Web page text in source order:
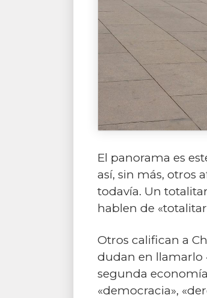
El panorama es
así, sin más, otros
todavía. Un
hablen de
Otros califican a
dudan en llamarlo
segunda
«democracia»,